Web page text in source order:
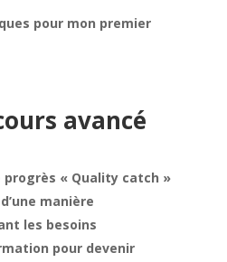
pour mon premier
avancé
« Quality catch »
manière
les besoins
pour devenir